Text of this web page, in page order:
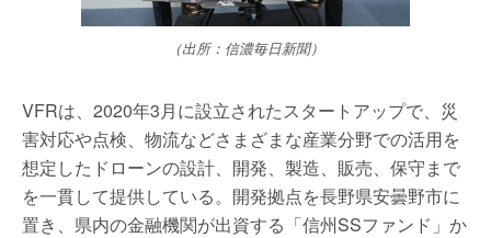
（出所：信濃毎日新聞）
VFRは、2020年3月に設立されたスタートアップで、災
害対応や点検、物流などさまざまな産業分野での活用を
想定したドローンの設計、開発、製造、販売、保守まで
を一貫して提供している。開発拠点を長野県安曇野市に
置き、県内の金融機関が出資する「信州SSファンド」か